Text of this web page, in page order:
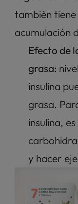
también
acumulación
Efecto de
grasa:
insulina
grasa.
insulina,
y hacer